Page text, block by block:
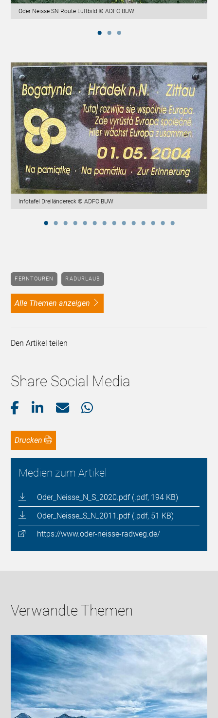
Oder Neisse SN Route Luftbild © ADFC BUW
Infotafel Dreiländereck © ADFC BUW
FERNTOUREN RADURLAUB
alle Themen anzeigen
Den Artikel teilen
Share Social Media
Drucken
Medien zum Artikel
Oder_Neisse_N_S_2020.pdf (.pdf, 194 KB)
Oder_Neisse_S_N_2011.pdf (.pdf, 51 KB)
https://www.oder-neisse-radweg.de/
Verwandte Themen